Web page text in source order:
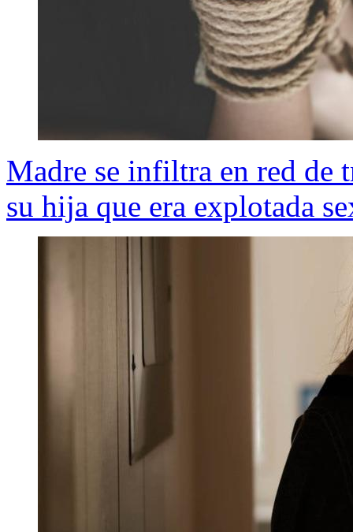
Madre se infiltra en red de
su hija que era explotada